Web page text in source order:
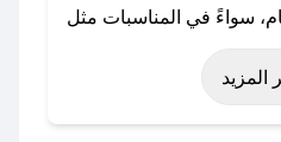
سواءً في المناسبات مثل
الجمعة البيضاء (شهر
الوطني، يوم التأسيس، أو
حتى عروض خاصة أخرى.
المزيد